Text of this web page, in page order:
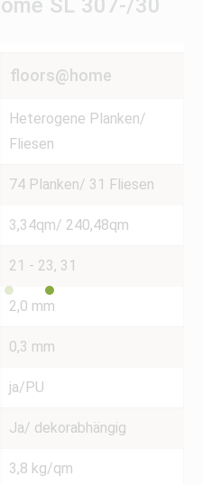
SL 307-/30
floors@home
Heterogene Planken/
Fliesen
74 Planken/ 31 Fliesen
3,34qm/ 240,48qm
21 - 23, 31
2,0 mm
0,3 mm
ja/PU
Ja/ dekorabhängig
3,8 kg/qm